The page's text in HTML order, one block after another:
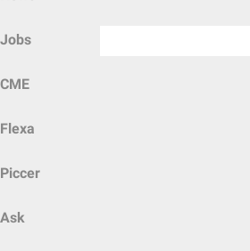
Jobs
CME
Flexa
Piccer
Ask